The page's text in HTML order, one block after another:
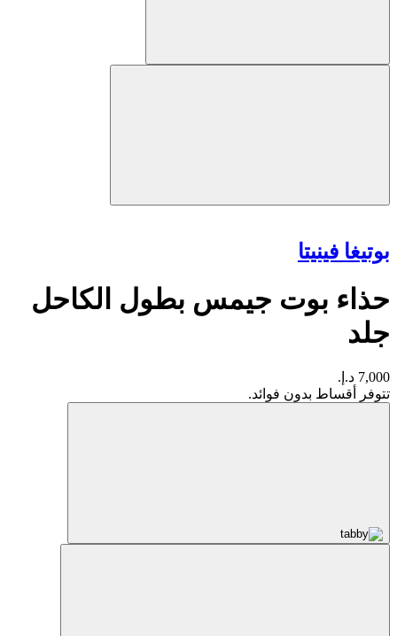
بوتيغا فينيتا
حذاء بوت جيمس بطول الكاحل
جلد
7,000 د.إ.
تتوفر أقساط بدون فوائد.